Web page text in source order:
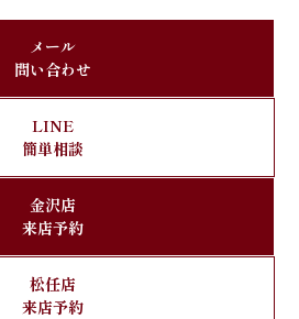
メール
問い合わせ
LINE
簡単相談
金沢店
来店予約
松任店
来店予約